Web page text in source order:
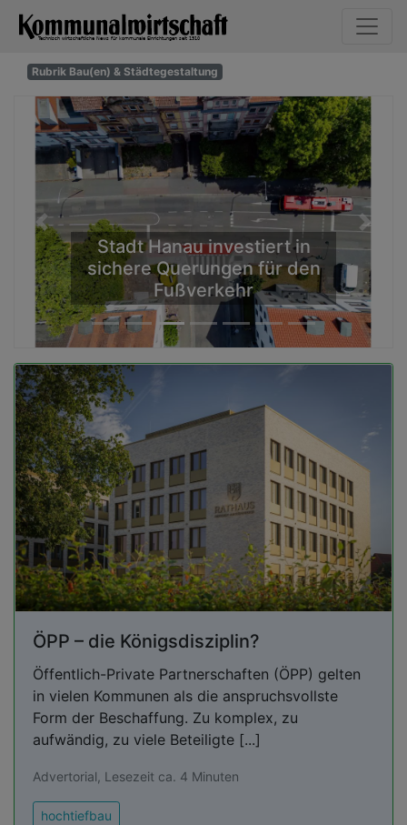
Rubrik Bau(en) & Städtegestaltung
Stadt Hanau investiert in
sichere Querungen für den
Fußverkehr
Previous Next
ÖPP – die Königsdisziplin?
Öffentlich-Private Partnerschaften (ÖPP) gelten
in vielen Kommunen als die anspruchsvollste
Form der Beschaffung. Zu komplex, zu
aufwändig, zu viele Beteiligte [...]
Advertorial, Lesezeit ca. 4 Minuten
hochtiefbau